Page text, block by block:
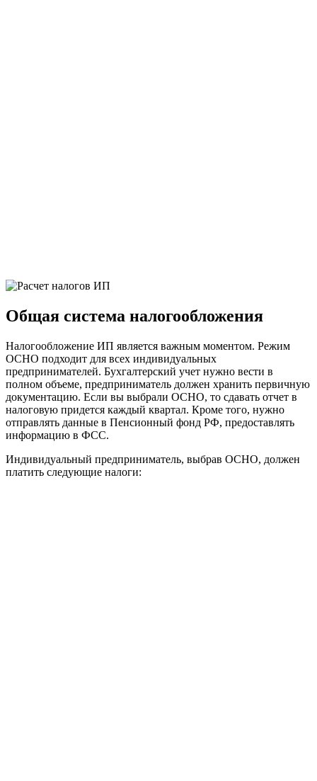
Общая система налогообложения
Налогообложение ИП является важным моментом. Режим
ОСНО подходит для всех индивидуальных
предпринимателей. Бухгалтерский учет нужно вести в
полном объеме, предприниматель должен хранить первичную
документацию. Если вы выбрали ОСНО, то сдавать отчет в
налоговую придется каждый квартал. Кроме того, нужно
отправлять данные в Пенсионный фонд РФ, предоставлять
информацию в ФСС.
Индивидуальный предприниматель, выбрав ОСНО, должен
платить следующие налоги: